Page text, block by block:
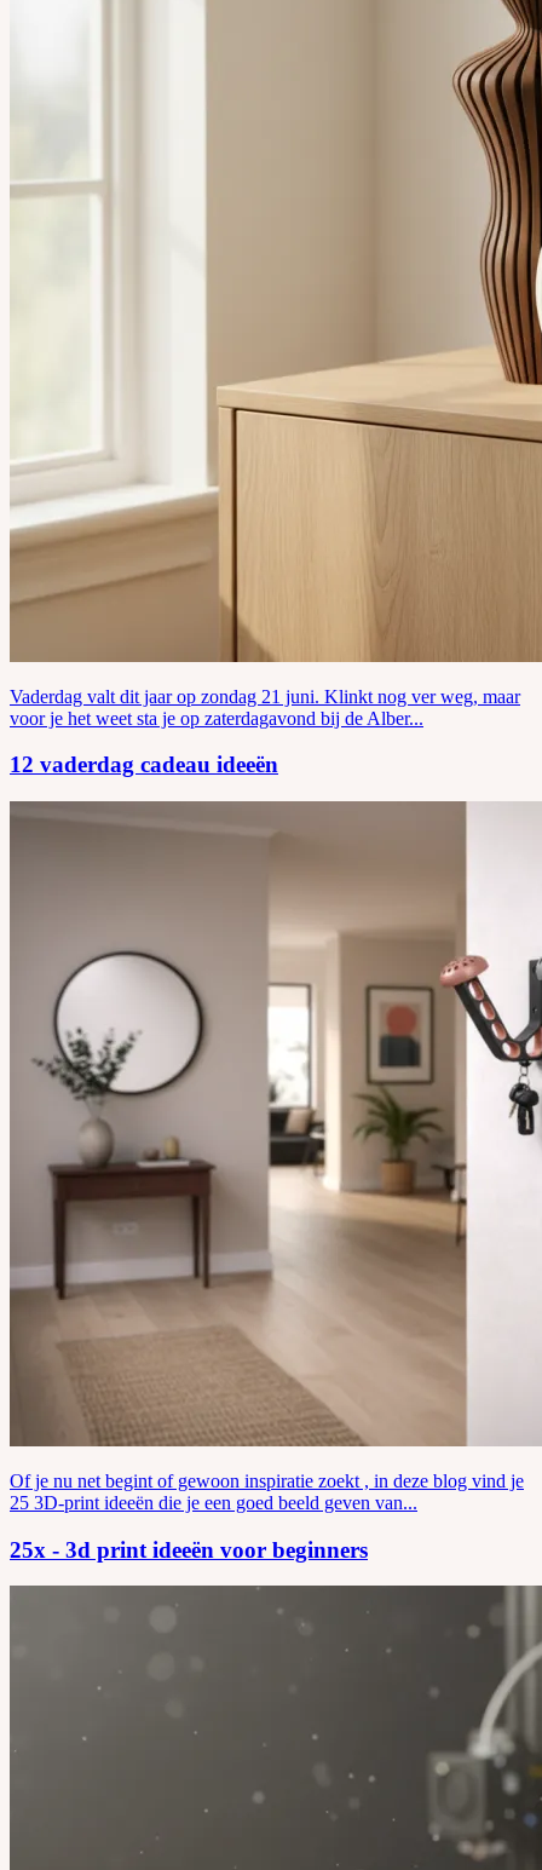
Vaderdag valt dit jaar op zondag 21 juni. Klinkt nog ver weg, maar
voor je het weet sta je op zaterdagavond bij de Alber...
12 vaderdag cadeau ideeën
Of je nu net begint of gewoon inspiratie zoekt , in deze blog vind je
25 3D-print ideeën die je een goed beeld geven van...
25x - 3d print ideeën voor beginners